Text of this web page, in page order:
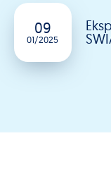
09
01/2025